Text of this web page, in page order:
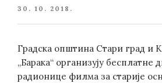
POSTED
30. 10. 2018.
Градска општина Стари град и
„Барака“ организују бесплатне
радионице филма за старије